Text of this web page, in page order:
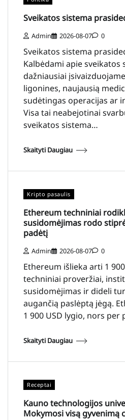
Sveikatos sistema
Admin 2026-08-07 0
Sveikatos sistema
Kalbėdami apie sveikatos
dažniausiai
ligonines, naujausią
sudėtingas operacijas ar
Visa tai neabejotinai
sveikatos sistema…
Skaityti Daugiau
Kripto pasaulis
Ethereum techniniai
susidomėjimas rodo
padėtį
Admin 2026-08-07 0
Ethereum išlieka arti 1
techniniai proveržiai,
susidomėjimas ir dideli
augančią paslėptą jėgą.
1 900 USD lygio, nors per
Skaityti Daugiau
Receptai
Kauno technologijos
Mokymosi visą gyvenimą